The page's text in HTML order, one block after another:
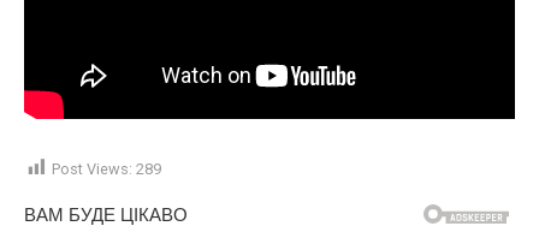
Post Views: 289